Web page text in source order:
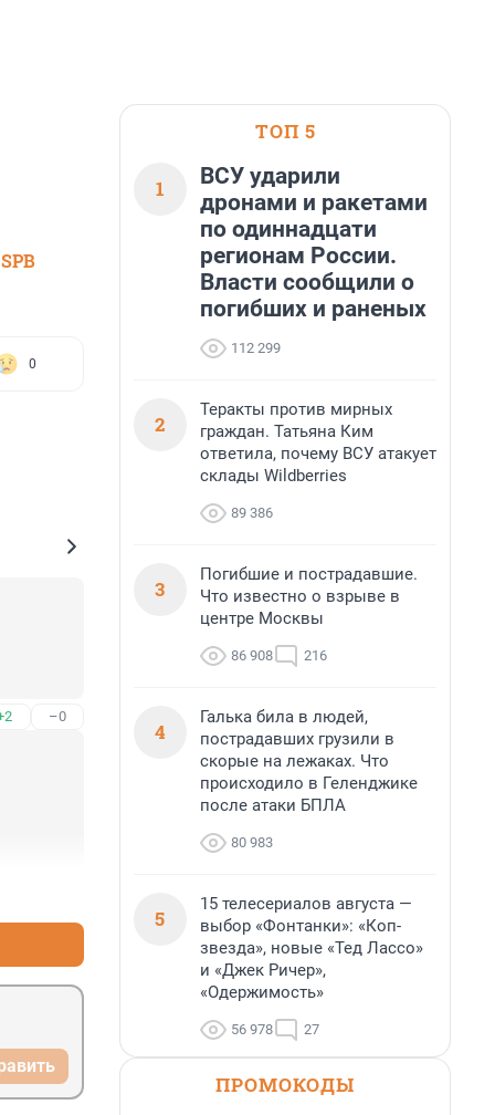
0
–0
ТОП 5
1
ВСУ ударили
дронами и ракетами
по одиннадцати
регионам России.
Власти сообщили о
погибших и раненых
112 299
2
Теракты против мирных
граждан. Татьяна Ким
ответила, почему ВСУ атакует
склады Wildberries
89 386
3
Погибшие и пострадавшие.
Что известно о взрыве в
центре Москвы
86 908 216
4
Галька била в людей,
пострадавших грузили в
скорые на лежаках. Что
происходило в Геленджике
после атаки БПЛА
80 983
5
15 телесериалов августа —
выбор «Фонтанки»: «Коп-
звезда», новые «Тед Лассо»
и «Джек Ричер»,
«Одержимость»
56 978 27
ПРОМОКОДЫ